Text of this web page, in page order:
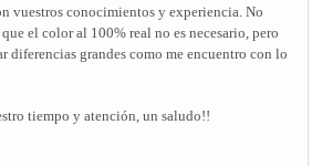
vuestros conocimientos y experiencia. No
el color al 100% real no es necesario, pero
diferencias grandes como me encuentro con lo
tiempo y atención, un saludo!!